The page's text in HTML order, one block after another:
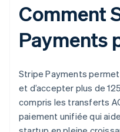
Comment
Payments
Stripe Payments
et d’accepter plus de
compris les transferts
paiement unifiée qui